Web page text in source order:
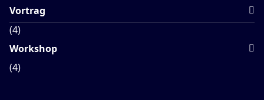
Vortrag
(4)
Workshop
(4)